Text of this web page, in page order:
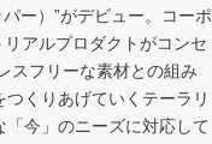
ー）”がデビュー。コーポ
アルプロダクトがコンセ
スフリーな素材との組み
くりあげていくテーラリ
今」のニーズに対応して